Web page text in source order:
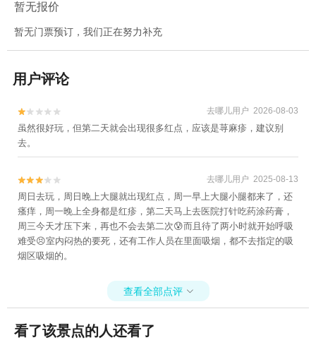
暂无报价
暂无门票预订，我们正在努力补充
用户评论

 去哪儿用户 2026-08-03
虽然很好玩，但第二天就会出现很多红点，应该是荨麻疹，建议别
去。

 去哪儿用户 2025-08-13
周日去玩，周日晚上大腿就出现红点，周一早上大腿小腿都来了，还
瘙痒，周一晚上全身都是红疹，第二天马上去医院打针吃药涂药膏，
周三今天才压下来，再也不会去第二次😰而且待了两小时就开始呼吸
难受😣室内闷热的要死，还有工作人员在里面吸烟，都不去指定的吸
烟区吸烟的。
查看全部点评 
看了该景点的人还看了